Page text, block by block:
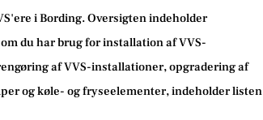
i Bording. Oversigten indeholder
du har brug for installation af VVS-
af VVS-installationer, opgradering af
og køle- og fryseelementer, indeholder listen